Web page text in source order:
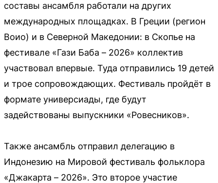
составы ансамбля работали на других
международных площадках. В Греции (регион
Воио) и в Северной Македонии: в Скопье на
фестивале «Гази Баба – 2026» коллектив
участвовал впервые. Туда отправились 19 детей
и трое сопровождающих. Фестиваль пройдёт в
формате универсиады, где будут
задействованы выпускники «Ровесников».
Также ансамбль отправил делегацию в
Индонезию на Мировой фестиваль фольклора
«Джакарта – 2026». Это второе участие